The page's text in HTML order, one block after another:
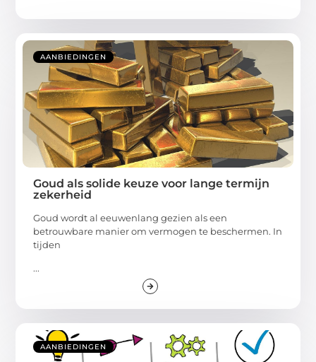
AANBIEDINGEN
Goud als solide keuze voor lange termijn
zekerheid
Goud wordt al eeuwenlang gezien als een
betrouwbare manier om vermogen te beschermen. In
tijden
...
AANBIEDINGEN